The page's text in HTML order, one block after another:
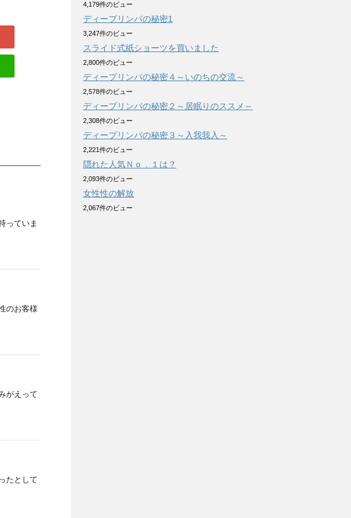
っていま
のお客様
がえって
たとして
4,179件のビュー
ディープリンパの秘密1
3,247件のビュー
スライド式紙ショーツを買いました
2,800件のビュー
ディープリンパの秘密４～いのちの交流～
2,578件のビュー
ディープリンパの秘密２～居眠りのススメ～
2,308件のビュー
ディープリンパの秘密３～入我我入～
2,221件のビュー
隠れた人気Ｎｏ．１は？
2,093件のビュー
女性性の解放
2,067件のビュー